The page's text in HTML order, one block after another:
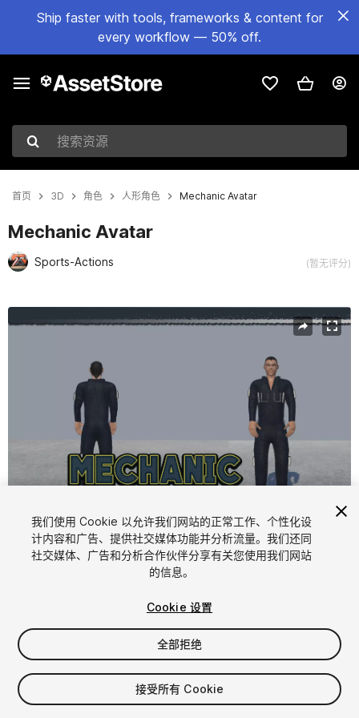
Ship faster with tools, frameworks & content for
every workflow — 50% off.
搜索资源
首页 3D 角色 人形角色 Mechanic Avatar
Mechanic Avatar
Sports-Actions (暂无评分)
当前幻灯片：1 / 9
1/9
$5
增值税将在结算时计算
我们使用 Cookie 以允许我们网站的正常工作、个性化设
计内容和广告、提供社交媒体功能并分析流量。我们还同
社交媒体、广告和分析合作伙伴分享有关您使用我们网站
的信息。
Cookie 设置
全部拒绝
接受所有 Cookie